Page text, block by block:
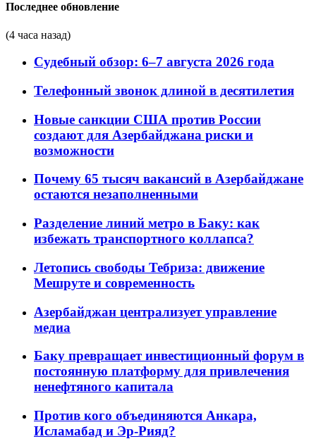
Последнее обновление
(4 часа назад)
Судебный обзор: 6–7 августа 2026 года
Телефонный звонок длиной в десятилетия
Новые санкции США против России
создают для Азербайджана риски и
возможности
Почему 65 тысяч вакансий в Азербайджане
остаются незаполненными
Разделение линий метро в Баку: как
избежать транспортного коллапса?
Летопись свободы Тебриза: движение
Мешруте и современность
Азербайджан централизует управление
медиа
Баку превращает инвестиционный форум в
постоянную платформу для привлечения
ненефтяного капитала
Против кого объединяются Анкара,
Исламабад и Эр-Рияд?